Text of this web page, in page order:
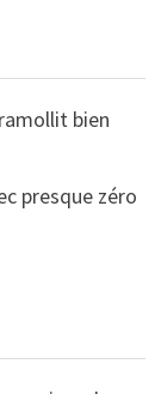
bien
presque zéro